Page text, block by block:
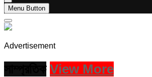
Menu Button
Advertisement
View More